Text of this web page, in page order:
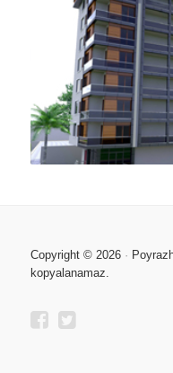
TANIR İNŞAAT
Copyright © 2026 ·
kopyalanamaz.